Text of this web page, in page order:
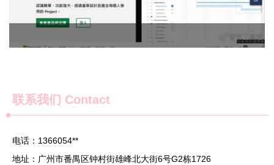
联系我们 Contact
电话：1366054**
地址：广州市番禺区钟村街雄峰北大街6号G2栋1726